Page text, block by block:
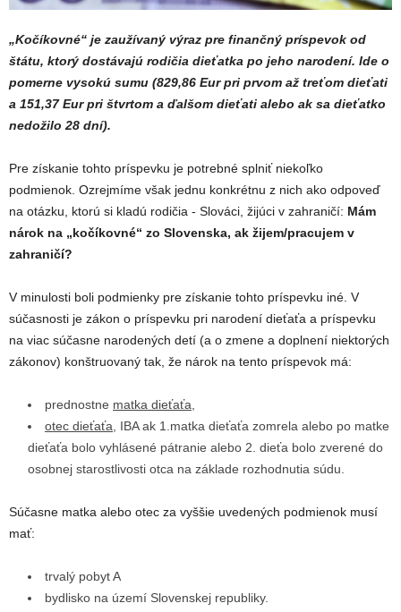
„Kočíkovné“ je zaužívaný výraz pre finančný príspevok od
štátu, ktorý dostávajú rodičia dieťatka po jeho narodení. Ide o
pomerne vysokú sumu (829,86 Eur pri prvom až treťom dieťati
a 151,37 Eur pri štvrtom a ďalšom dieťati alebo ak sa dieťatko
nedožilo 28 dní).
Pre získanie tohto príspevku je potrebné splniť niekoľko
podmienok. Ozrejmíme však jednu konkrétnu z nich ako odpoveď
na otázku, ktorú si kladú rodičia - Slováci, žijúci v zahraničí: Mám
nárok na „kočíkovné“ zo Slovenska, ak žijem/pracujem v
zahraničí?
V minulosti boli podmienky pre získanie tohto príspevku iné. V
súčasnosti je zákon o príspevku pri narodení dieťaťa a príspevku
na viac súčasne narodených detí (a o zmene a doplnení niektorých
zákonov) konštruovaný tak, že nárok na tento príspevok má:
prednostne matka dieťaťa
otec dieťaťa , IBA ak 1.matka dieťaťa zomrela alebo po matke
dieťaťa bolo vyhlásené pátranie alebo 2. dieťa bolo zverené do
osobnej starostlivosti otca na základe rozhodnutia súdu.
Súčasne matka alebo otec za vyššie uvedených podmienok musí
mať:
trvalý pobyt A
bydlisko na území Slovenskej republiky.